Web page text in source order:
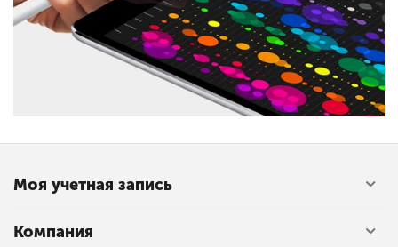
Моя учетная запись
Компания